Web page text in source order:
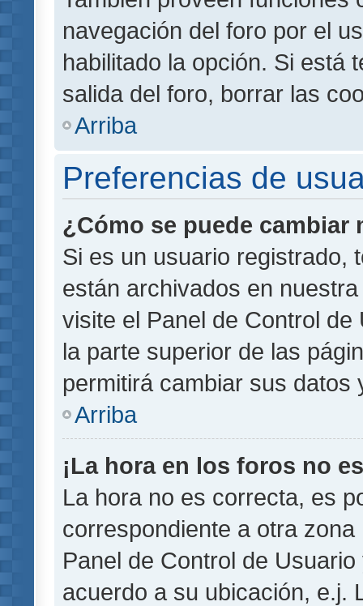
navegación del foro por el
habilitado la opción. Si está
salida del foro, borrar las
Arriba
Preferencias de
¿Cómo se puede
Si es un usuario registrado,
están archivados en
visite el Panel de Control
la parte superior de las
permitirá cambiar sus datos
Arriba
¡La hora en los foros no
La hora no es correcta, es
correspondiente a otra
Panel de Control de
acuerdo a su ubicación, e.j.